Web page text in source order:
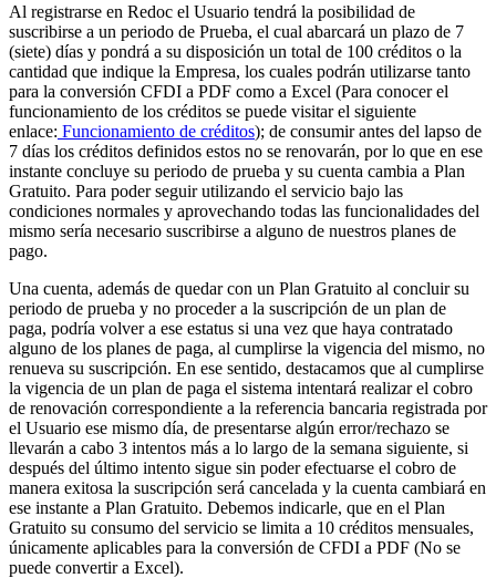
Al registrarse en Redoc el Usuario tendrá la posibilidad de
suscribirse a un periodo de Prueba, el cual abarcará un plazo de 7
(siete) días y pondrá a su disposición un total de 100 créditos o la
cantidad que indique la Empresa, los cuales podrán utilizarse tanto
para la conversión CFDI a PDF como a Excel (Para conocer el
funcionamiento de los créditos se puede visitar el siguiente
enlace: Funcionamiento de créditos); de consumir antes del lapso de
7 días los créditos definidos estos no se renovarán, por lo que en ese
instante concluye su periodo de prueba y su cuenta cambia a Plan
Gratuito. Para poder seguir utilizando el servicio bajo las
condiciones normales y aprovechando todas las funcionalidades del
mismo sería necesario suscribirse a alguno de nuestros planes de
pago.
Una cuenta, además de quedar con un Plan Gratuito al concluir su
periodo de prueba y no proceder a la suscripción de un plan de
paga, podría volver a ese estatus si una vez que haya contratado
alguno de los planes de paga, al cumplirse la vigencia del mismo, no
renueva su suscripción. En ese sentido, destacamos que al cumplirse
la vigencia de un plan de paga el sistema intentará realizar el cobro
de renovación correspondiente a la referencia bancaria registrada por
el Usuario ese mismo día, de presentarse algún error/rechazo se
llevarán a cabo 3 intentos más a lo largo de la semana siguiente, si
después del último intento sigue sin poder efectuarse el cobro de
manera exitosa la suscripción será cancelada y la cuenta cambiará en
ese instante a Plan Gratuito. Debemos indicarle, que en el Plan
Gratuito su consumo del servicio se limita a 10 créditos mensuales,
únicamente aplicables para la conversión de CFDI a PDF (No se
puede convertir a Excel).